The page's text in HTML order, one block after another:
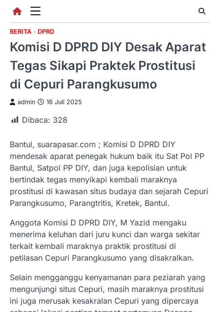
content
BERITA DPRD
Komisi D DPRD DIY Desak Aparat
Tegas Sikapi Praktek Prostitusi
di Cepuri Parangkusumo
admin 16 Juli 2025
Dibaca: 328
Bantul, suarapasar.com ; Komisi D DPRD DIY
mendesak aparat penegak hukum baik itu Sat Pol PP
Bantul, Satpol PP DIY, dan juga kepolisian untuk
bertindak tegas menyikapi kembali maraknya
prostitusi di kawasan situs budaya dan sejarah Cepuri
Parangkusumo, Parangtritis, Kretek, Bantul.
Anggota Komisi D DPRD DIY, M Yazid mengaku
menerima keluhan dari juru kunci dan warga sekitar
terkait kembali maraknya praktik prostitusi di
petilasan Cepuri Parangkusumo yang disakralkan.
Selain mengganggu kenyamanan para peziarah yang
mengunjungi situs Cepuri, masih maraknya prostitusi
ini juga merusak kesakralan Cepuri yang dipercaya